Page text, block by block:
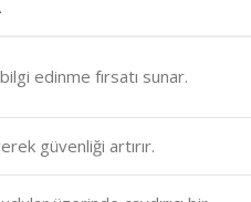
edinme fırsatı sunar.
güvenliği artırır.